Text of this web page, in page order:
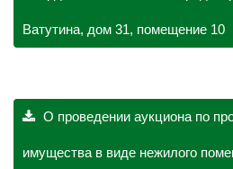
Ватутина, дом 31, помещение 10
О проведении аукциона по
имущества в виде нежилого